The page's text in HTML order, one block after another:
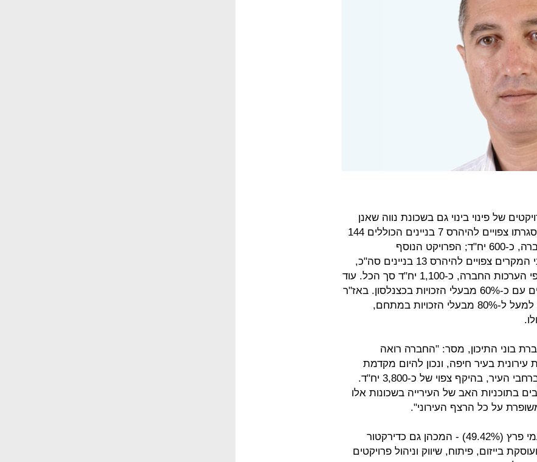
של פינוי בינוי גם בשכונת נווה שאנן
בחיפה: האחד ברחוב ברל כצנלסון, במסגרתו צפויים להיהרס 7 בניינים הכוללים 144
יח"ד ובמקומם יבינו, על פי הערכות החברה, כ-600 יח"ד; הפרויקט הנוסף
בשכונה יבוצע ברחוב אז"ר הסמוך. בשני המקרים צפויים להיהרס 13 בניינים סה"כ,
הכוללים 264 יח"ד, ובמקומם ייבנו, על פי הערכות החברה, כ-1,100 יח"ד סך הכל. עוד
נמסר כי עד כה, חתמה בוני התיכון חוזים עם כ-60% מבעלי הזכויות בכצנלסון. באז"ר
נחתמו הסכמי פינוי בינוי מחייבים ביחס למעל ל-80% מבעלי הזכויות במתחם,
בוני התיכון, מסר: "החברה רואה
בעיר חיפה, ונכון להיום מקדמת
ארבעה פרויקטים באיזורי ביקוש שונים ברחבי העיר, בהיקף צפוי של כ-3,800 יח"ד.
האב של העירייה בשכונות אלו
על כל הרצף העירוני".
חברת בוני התיכון, הנמצאת בשליטת עמי פרץ (49.42%) - המכהן גם כדירקטור
וכמנכ"ל החברה - הוקמה בשנת 1985 ועוסקת בייזום, פיתוח, שיווק וניהול פרויקטים